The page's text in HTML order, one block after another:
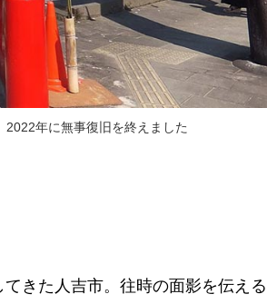
年に無事復旧を終えました
きた人吉市。往時の面影を伝える